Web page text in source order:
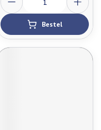
Bestel